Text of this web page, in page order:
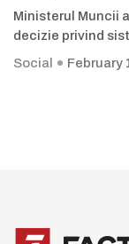
Ministerul Muncii
decizie privind
Social
February